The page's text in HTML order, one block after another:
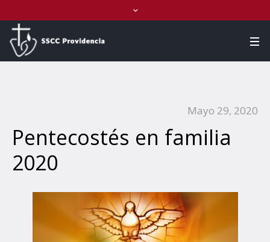
Mayo 29, 2020
Pentecostés en familia
2020